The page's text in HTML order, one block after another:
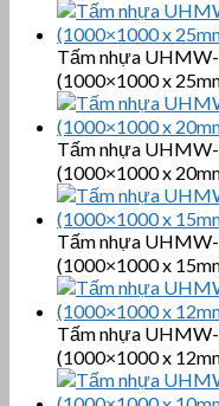
Tấm nhựa UHMW-
(1000×1000 x
Tấm nhựa UHMW-
(1000×1000 x
Tấm nhựa UHMW-
(1000×1000 x
Tấm nhựa UHMW-
(1000×1000 x